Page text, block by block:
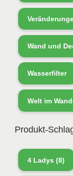
Wand und
Wasserfilter
Welt im
Produkt-
4 Ladys (8)